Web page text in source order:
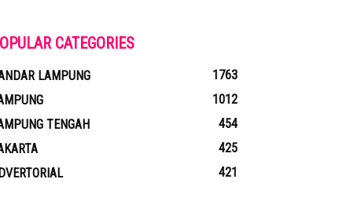
CATEGORIES
LAMPUNG
1763
1012
TENGAH
454
425
421